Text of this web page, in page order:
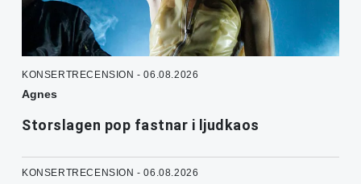
KONSERTRECENSION - 06.08.2026
Agnes
Storslagen pop fastnar i ljudkaos
KONSERTRECENSION - 06.08.2026